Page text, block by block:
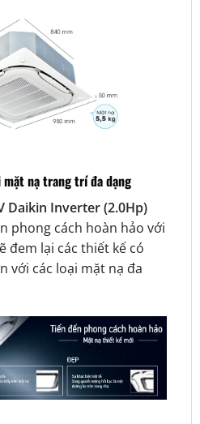
nạ trang trí đa dạng
Daikin Inverter (2.0Hp)
phong cách hoàn hảo với
đem lại các thiết kế có
với các loại mặt nạ đa